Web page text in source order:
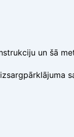
un šā